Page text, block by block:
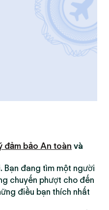
đảm bảo An toàn và
Bạn đang tìm một người
chuyến phượt cho đến
điều bạn thích nhất